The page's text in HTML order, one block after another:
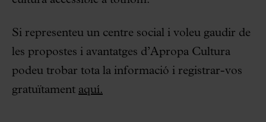
Si representeu un centre social i voleu gaudir de
les propostes i avantatges d’Apropa Cultura
podeu trobar tota la informació i registrar-vos
gratuïtament aquí.